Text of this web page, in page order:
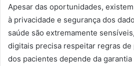
Apesar das oportunidades,
à privacidade e segurança dos
saúde são extremamente
digitais precisa respeitar regras de
dos pacientes depende da